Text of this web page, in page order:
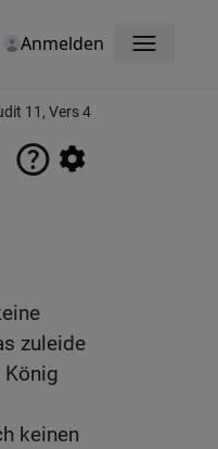
Anmelden Menü
11, Vers 4
zuleide
König
keinen